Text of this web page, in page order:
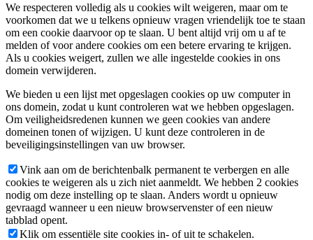
We respecteren volledig als u cookies wilt weigeren, maar om te
voorkomen dat we u telkens opnieuw vragen vriendelijk toe te staan
om een cookie daarvoor op te slaan. U bent altijd vrij om u af te
melden of voor andere cookies om een betere ervaring te krijgen.
Als u cookies weigert, zullen we alle ingestelde cookies in ons
domein verwijderen.
We bieden u een lijst met opgeslagen cookies op uw computer in
ons domein, zodat u kunt controleren wat we hebben opgeslagen.
Om veiligheidsredenen kunnen we geen cookies van andere
domeinen tonen of wijzigen. U kunt deze controleren in de
beveiligingsinstellingen van uw browser.
Vink aan om de berichtenbalk permanent te verbergen en alle
cookies te weigeren als u zich niet aanmeldt. We hebben 2 cookies
nodig om deze instelling op te slaan. Anders wordt u opnieuw
gevraagd wanneer u een nieuw browservenster of een nieuw
tabblad opent.
Klik om essentiële site cookies in- of uit te schakelen.